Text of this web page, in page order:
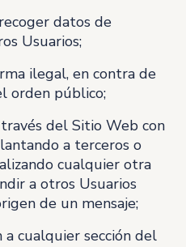
datos de
Usuarios;
ilegal, en contra de
orden público;
del Sitio Web con
a terceros o
cualquier otra
a otros Usuarios
de un mensaje;
a cualquier sección del